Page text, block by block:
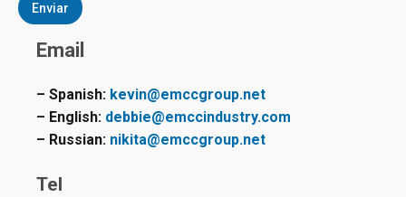
Enviar
Email
– Spanish: kevin@emccgroup.net
– English: debbie@emccindustry.com
– Russian: nikita@emccgroup.net
Tel